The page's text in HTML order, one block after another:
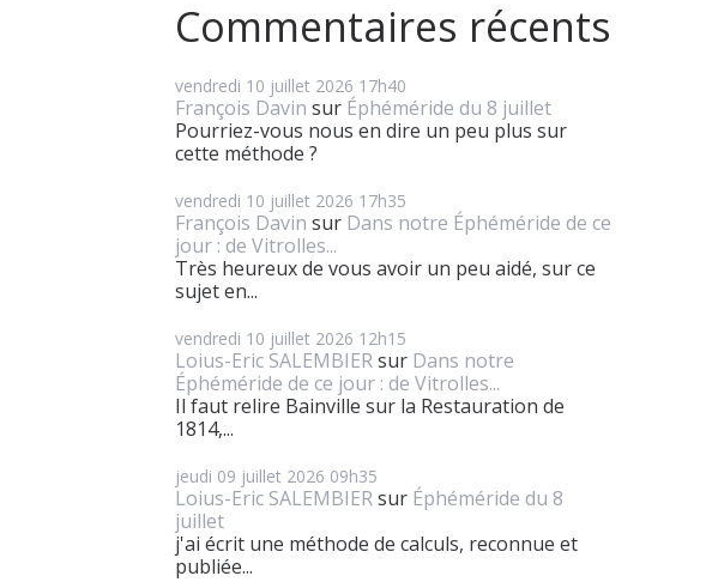
Commentaires récents
vendredi 10 juillet 2026 17h40
François Davin sur Éphéméride du 8 juillet
Pourriez-vous nous en dire un peu plus sur
cette méthode ?
vendredi 10 juillet 2026 17h35
François Davin sur Dans notre Éphéméride de ce
jour : de Vitrolles...
Très heureux de vous avoir un peu aidé, sur ce
sujet en...
vendredi 10 juillet 2026 12h15
Loius-Eric SALEMBIERsur Dans notre
Éphéméride de ce jour : de Vitrolles...
Il faut relire Bainville sur la Restauration de
1814,...
jeudi 09 juillet 2026 09h35
Loius-Eric SALEMBIERsur Éphéméride du 8
juillet
j'ai écrit une méthode de calculs, reconnue et
publiée...